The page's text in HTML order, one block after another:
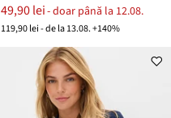
49,90 lei- doar până la 12.08.
119,90 lei - de la 13.08. +140%